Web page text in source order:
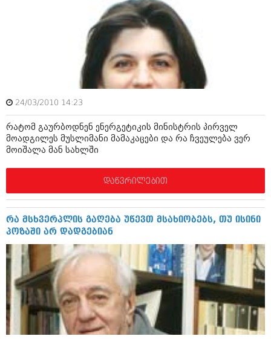
ინტერვიუები
ამბები
საზოგადოება
მოდი, ვილაპარაკოთ
მოდა + დიზაინი
რელიგია
მედიცინა
სპორტი
კადრს მიღმა
კულინარია
ავტორჩევები
საზოგადოება
მოდი, ვილაპარაკოთ
მოდა + დიზაინი
რელიგია
კადრს მიღმა
კულინარია
ავტორჩევები
ბელადები
ბიზნესსიახლეები
გვარები
24/03/2010 14:23
რატომ გაურბოდნენ ენერგეტიკის მინისტრის პირველ
მოადგილეს მუსლიმანი მამაკაცები და რა ჩვეულება ვერ
მოიშალა მან სახლში
დაწვრილებით
რა მსხვერპლის გაღება უწევთ მსახიობებს, თუ ისინი
პოზაში არ დადგებიან